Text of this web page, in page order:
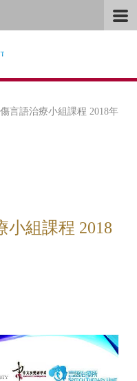
言語治療小組課程 2018年
小組課程 2018